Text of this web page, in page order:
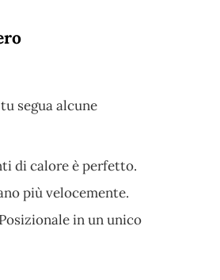
segua alcune
di calore è perfetto.
più velocemente.
in un unico